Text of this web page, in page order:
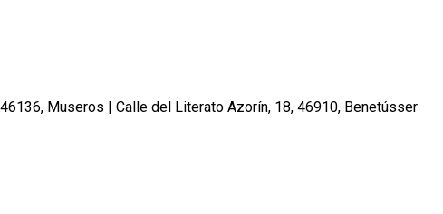
Museros | Calle del Literato Azorín, 18, 46910, Benetússer